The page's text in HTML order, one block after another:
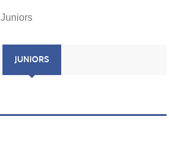
Juniors
JUNIORS